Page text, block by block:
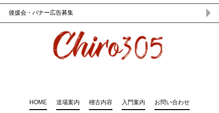
後援会・バナー広告募集
HOME 道場案内 稽古内容 入門案内 お問い合わせ